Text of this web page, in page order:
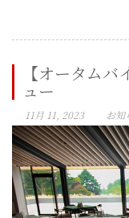
【オータム
ュー
11月 11, 2023 お知